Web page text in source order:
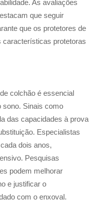
As avaliações
que seguir
que os protetores de
protetoras
colchão é essencial
sono. Sinais como
das capacidades à prova
Especialistas
dois anos,
Pesquisas
podem melhorar
e justificar o
com o enxoval.